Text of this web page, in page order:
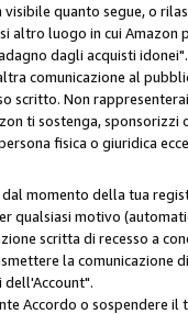
quanto segue, o
altro luogo in cui
dagli acquisti
comunicazione al
scritto. Non
ti sostenga,
fisica o giuridica
momento della tua
qualsiasi motivo
scritta di recesso a
la
dell'Account".
Accordo o sospendere